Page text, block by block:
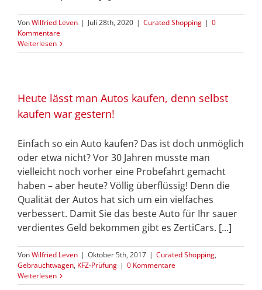
VonWilfried Leven | Juli 28th, 2020 | Curated Shopping | 0
Kommentare
Weiterlesen
Heute lässt man Autos kaufen, denn selbst
kaufen war gestern!
Einfach so ein Auto kaufen? Das ist doch unmöglich
oder etwa nicht? Vor 30 Jahren musste man
vielleicht noch vorher eine Probefahrt gemacht
haben – aber heute? Völlig überflüssig! Denn die
Qualität der Autos hat sich um ein vielfaches
verbessert. Damit Sie das beste Auto für Ihr sauer
verdientes Geld bekommen gibt es ZertiCars. [...]
VonWilfried Leven | Oktober 5th, 2017 | Curated Shopping,
Gebrauchtwagen, KFZ-Prüfung | 0 Kommentare
Weiterlesen